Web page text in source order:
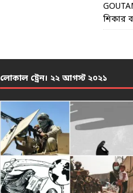
শিকার
লোকাল ট্রেন। ২২ আগস্ট ২০২১